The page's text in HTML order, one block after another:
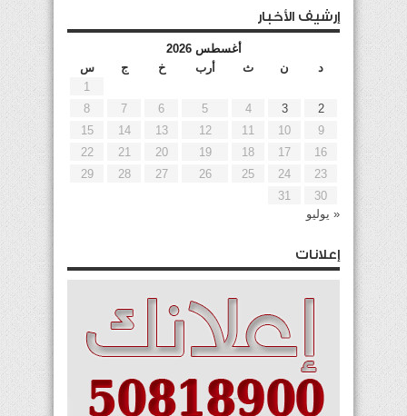
إرشيف الأخبار
أغسطس 2026
د
ن ث أرب خ ج
س
1
2
3
4
5
6
7
8
9
10
11
12
13
14
15
16
17
18
19
20
21
22
23
24
25
26
27
28
29
30
31
« يوليو
إعلانات